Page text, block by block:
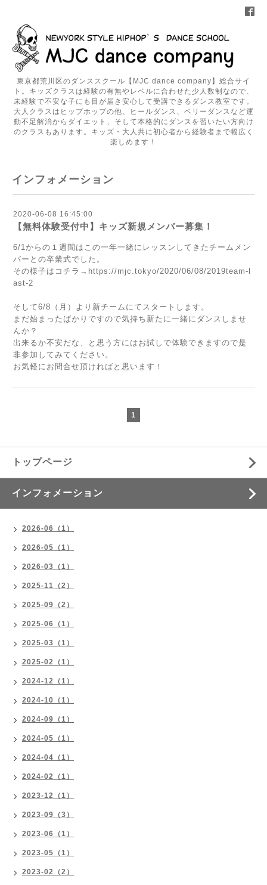
東京都荒川区のダンススクール【MJC dance company】総合サイ
ト。キッズクラスは経験の有無やレベルに合わせた少人数制なので、
未経験で不安な子にも目が届き安心して受講できるダンス教室です。
大人クラスはヒップホップの他、ヒールダンス、ベリーダンスなど運
動不足解消からダイエット、そして本格的にダンスを習いたい方向け
のクラスもあります。キッズ・大人共に初心者から経験者まで幅広く
楽しめます！
インフォメーション
2020-06-08 16:45:00
【無料体験受付中】キッズ新規メンバー募集！
6/1からの１週間はこの一年一緒にレッスンしてきたチームメン
バーとの卒業式でした。
その様子はコチラ→ https://mjc.tokyo/2020/06/08/2019team-l
ast-2
そして6/8（月）より新チームにてスタートします。
まだ始まったばかりですので気持ち新たに一緒にダンスしませ
んか？
出来るか不安だな、と思う方にはお試しで体験できますので是
非参加してみてください。
お気軽にお問合せ頂ければと思います！
1
トップページ
インフォメーション
2026-06（1）
2026-05（1）
2026-03（1）
2025-11（2）
2025-09（2）
2025-06（1）
2025-03（1）
2025-02（1）
2024-12（1）
2024-10（1）
2024-09（1）
2024-05（1）
2024-04（1）
2024-02（1）
2023-12（1）
2023-09（3）
2023-06（1）
2023-05（1）
2023-02（2）